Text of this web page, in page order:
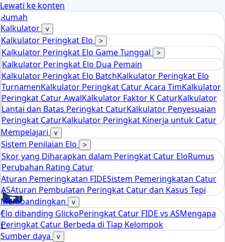
Lewati ke konten
Chess
tools
Kalkulator Peringkat Catur Elo
Rumah
Kalkulator
v
Kalkulator Peringkat Elo >
Kalkulator Peringkat Elo Game Tunggal >
Kalkulator Peringkat Elo Dua Pemain
Kalkulator Peringkat Elo BatchKalkulator Peringkat Elo
TurnamenKalkulator Peringkat Catur Acara TimKalkulator
Peringkat Catur AwalKalkulator Faktor K CaturKalkulator
Lantai dan Batas Peringkat CaturKalkulator Penyesuaian
Peringkat CaturKalkulator Peringkat Kinerja untuk Catur
Mempelajari
v
Sistem Penilaian Elo >
Skor yang Diharapkan dalam Peringkat Catur EloRumus
Perubahan Rating Catur
Aturan Pemeringkatan FIDESistem Pemeringkatan Catur
ASAturan Pembulatan Peringkat Catur dan Kasus Tepi
Membandingkan
v
Elo dibanding GlickoPeringkat Catur FIDE vs ASMengapa
Peringkat Catur Berbeda di Tiap Kelompok
Sumber daya
v